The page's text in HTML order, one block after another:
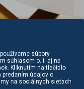
tvrdosťou,
súbory
súhlasom o. i. aj na
Kliknutím na tlačidlo
predaním údajov o
na sociálnych sieťach